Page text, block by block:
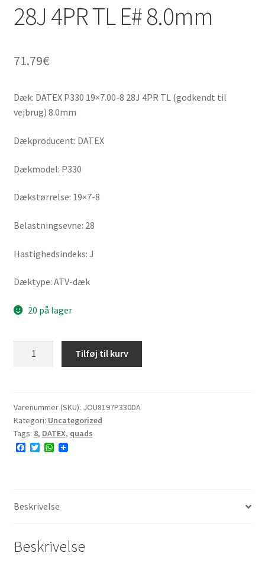
28J 4PR TL E# 8.0mm
71.79€
Dæk: DATEX P330 19×7.00-8 28J 4PR TL (godkendt til
vejbrug) 8.0mm
Dækproducent: DATEX
Dækmodel: P330
Dækstørrelse: 19×7-8
Belastningsevne: 28
Hastighedsindeks: J
Dæktype: ATV-dæk
20 på lager
28J
4PR
TL
E#
Tilføj til kurv
Varenummer (SKU): JOU8197P330DA
Kategori: Uncategorized
Tags: 8, DATEX, quads
F
o
T
r
W
p
Beskrivelse
Beskrivelse